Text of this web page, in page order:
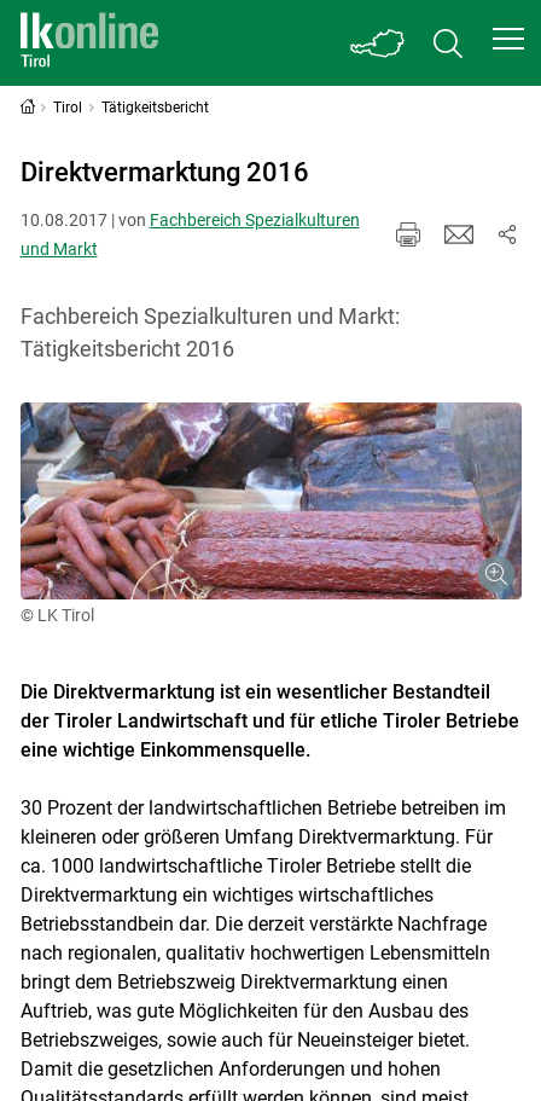
Tirol Tätigkeitsbericht
Direktvermarktung 2016
10.08.2017 | von Fachbereich Spezialkulturen
und Markt
Fachbereich Spezialkulturen und Markt:
Tätigkeitsbericht 2016
© LK Tirol
Die Direktvermarktung ist ein wesentlicher Bestandteil
der Tiroler Landwirtschaft und für etliche Tiroler Betriebe
eine wichtige Einkommensquelle.
30 Prozent der landwirtschaftlichen Betriebe betreiben im
kleineren oder größeren Umfang Direktvermarktung. Für
ca. 1000 landwirtschaftliche Tiroler Betriebe stellt die
Direktvermarktung ein wichtiges wirtschaftliches
Betriebsstandbein dar. Die derzeit verstärkte Nachfrage
nach regionalen, qualitativ hochwertigen Lebensmitteln
bringt dem Betriebszweig Direktvermarktung einen
Auftrieb, was gute Möglichkeiten für den Ausbau des
Betriebszweiges, sowie auch für Neueinsteiger bietet.
Damit die gesetzlichen Anforderungen und hohen